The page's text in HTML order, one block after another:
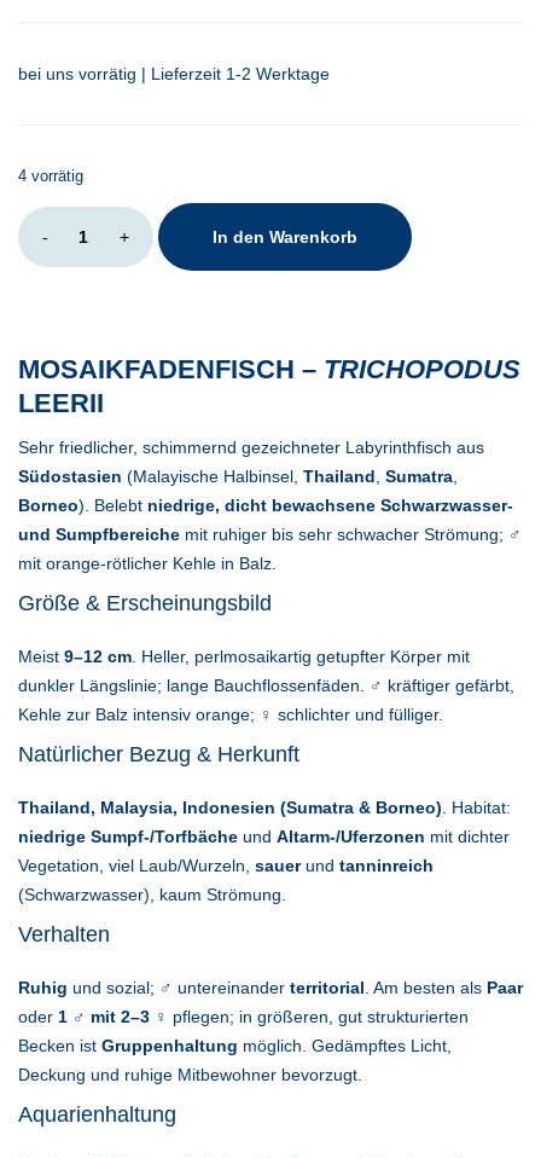
bei uns vorrätig | Lieferzeit 1-2 Werktage
4 vorrätig
-
Trichopodus
leerii
Menge
+ In den Warenkorb
MOSAIKFADENFISCH – TRICHOPODUS
LEERII
Sehr friedlicher, schimmernd gezeichneter Labyrinthfisch aus
Südostasien (Malayische Halbinsel, Thailand, Sumatra,
Borneo). Belebt niedrige, dicht bewachsene Schwarzwasser-
und Sumpfbereiche mit ruhiger bis sehr schwacher Strömung; ♂
mit orange-rötlicher Kehle in Balz.
Größe & Erscheinungsbild
Meist 9–12 cm. Heller, perlmosaikartig getupfter Körper mit
dunkler Längslinie; lange Bauchflossenfäden. ♂ kräftiger gefärbt,
Kehle zur Balz intensiv orange; ♀ schlichter und fülliger.
Natürlicher Bezug & Herkunft
Thailand, Malaysia, Indonesien (Sumatra & Borneo). Habitat:
niedrige Sumpf-/Torfbäche und Altarm-/Uferzonen mit dichter
Vegetation, viel Laub/Wurzeln, sauerund tanninreich
(Schwarzwasser), kaum Strömung.
Verhalten
Ruhig und sozial; ♂ untereinander territorial. Am besten als Paar
oder 1 ♂ mit 2–3 ♀ pflegen; in größeren, gut strukturierten
Becken ist Gruppenhaltung möglich. Gedämpftes Licht,
Deckung und ruhige Mitbewohner bevorzugt.
Aquarienhaltung